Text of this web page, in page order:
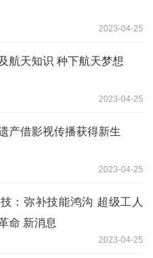
2023-04-25
航天知识 种下航天梦想
2023-04-25
产借影视传播获得新生
2023-04-25
：弥补技能鸿沟 超级工人
命 新消息
2023-04-25